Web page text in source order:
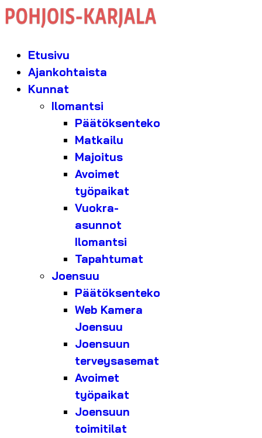
Etusivu
Ajankohtaista
Kunnat
Ilomantsi
Päätöksenteko
Matkailu
Majoitus
Avoimet
työpaikat
Vuokra-
asunnot
Ilomantsi
Tapahtumat
Joensuu
Päätöksenteko
Web Kamera
Joensuu
Joensuun
terveysasemat
Avoimet
työpaikat
Joensuun
toimitilat